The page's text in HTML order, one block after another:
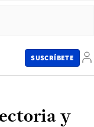
SUSCRÍBETE
y